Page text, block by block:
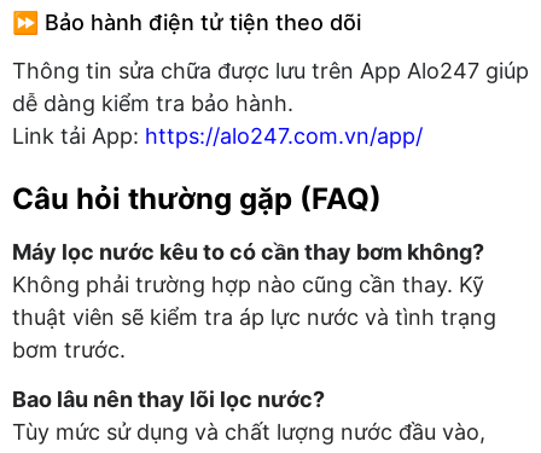
⏩ Bảo hành điện tử tiện theo dõi
Thông tin sửa chữa được lưu trên App Alo247 giúp
dễ dàng kiểm tra bảo hành.
Link tải App: https://alo247.com.vn/app/
Câu hỏi thường gặp (FAQ)
Máy lọc nước kêu to có cần thay bơm không?
Không phải trường hợp nào cũng cần thay. Kỹ
thuật viên sẽ kiểm tra áp lực nước và tình trạng
bơm trước.
Bao lâu nên thay lõi lọc nước?
Tùy mức sử dụng và chất lượng nước đầu vào,